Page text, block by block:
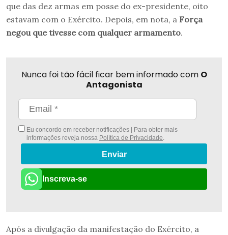
que das dez armas em posse do ex-presidente, oito
estavam com o Exército. Depois, em nota, a Força
negou que tivesse com qualquer armamento.
Nunca foi tão fácil ficar bem informado com O
Antagonista
Eu concordo em receber notificações | Para obter mais
informações reveja nossa Política de Privacidade.
Enviar
Inscreva-se
Após a divulgação da manifestação do Exército, a